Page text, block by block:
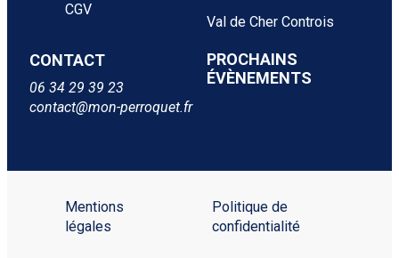
CGV
CONTACT
06 34 29 39 23
contact@mon-perroquet.fr
Val de Cher Controis
PROCHAINS
ÉVÈNEMENTS
Mentions
légales
Politique de
confidentialité